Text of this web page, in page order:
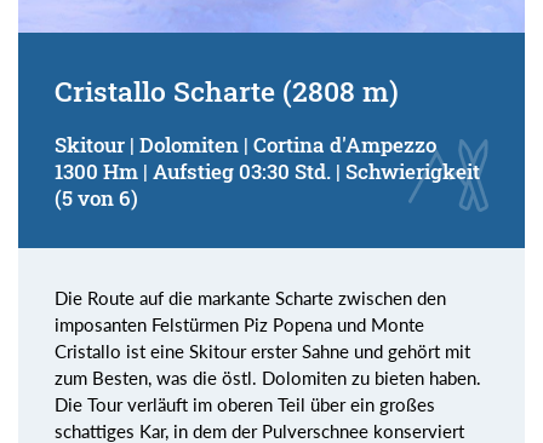
Cristallo Scharte (2808 m)
Skitour | Dolomiten | Cortina d'Ampezzo
1300 Hm | Aufstieg 03:30 Std. | Schwierigkeit
(5 von 6)
Die Route auf die markante Scharte zwischen den
imposanten Felstürmen Piz Popena und Monte
Cristallo ist eine Skitour erster Sahne und gehört mit
zum Besten, was die östl. Dolomiten zu bieten haben.
Die Tour verläuft im oberen Teil über ein großes
schattiges Kar, in dem der Pulverschnee konserviert